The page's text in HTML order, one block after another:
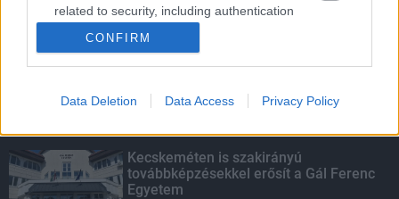
related to security, including authentication
CONFIRM
Data Deletion Data Access Privacy Policy
KIEMELT
Megérkezett az eső a Duna
Kecskeméten is szakirányú
továbbképzésekkel erősít a Gál Ferenc
Egyetem